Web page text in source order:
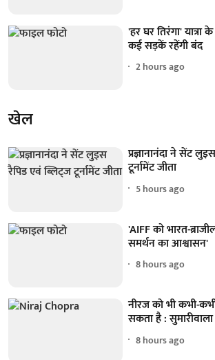
'हर घर तिरंगा'
कई सड़कें रहेंगी बंद
2 hours ago
खेल
प्रज्ञानानंदा ने सेंट
टूर्नामेंट जीता
5 hours ago
'AIFF को भारत-
समर्थन का आश्वासन'
8 hours ago
नीरज को भी कभी-
सकता है : सुमारीवाला
8 hours ago